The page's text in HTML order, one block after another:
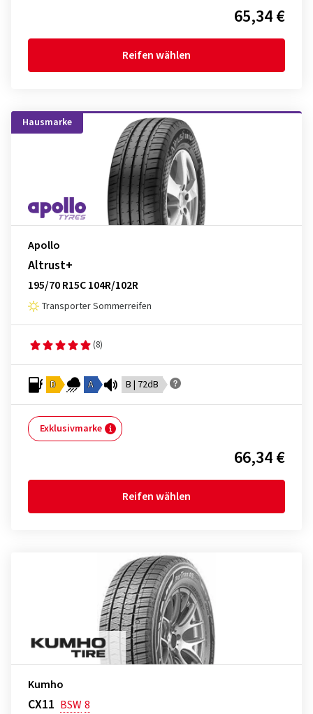
65,34 €
Reifen wählen
Hausmarke
Apollo
Altrust+
195/70 R15C 104R/102R
Transporter Sommerreifen
(8)
D A B | 72dB
Exklusivmarke
66,34 €
Reifen wählen
Kumho
CX11 BSW8